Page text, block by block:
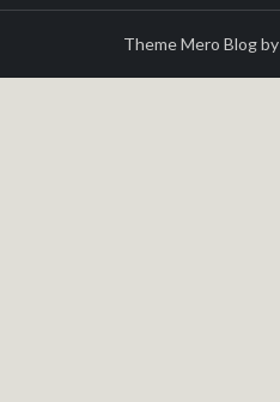
Theme Mero Blog by